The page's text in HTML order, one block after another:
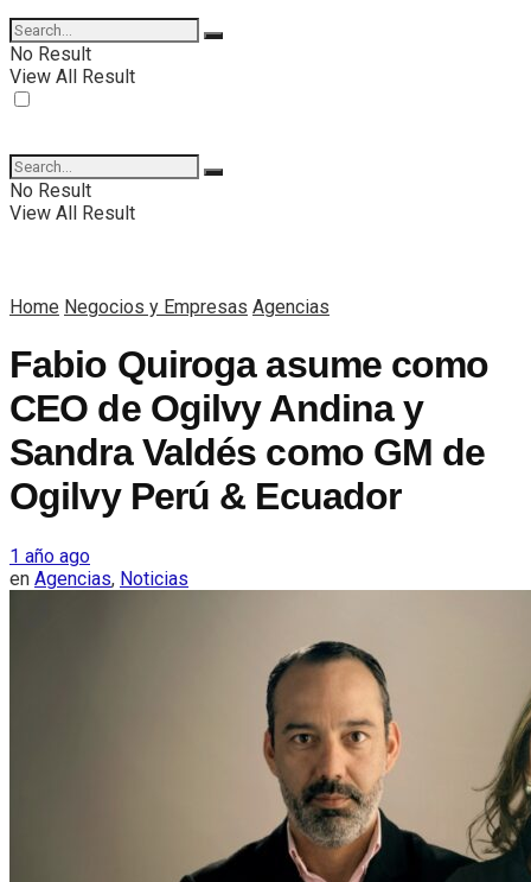
No Result
View All Result
No Result
View All Result
Home Negocios y Empresas Agencias
Fabio Quiroga asume como
CEO de Ogilvy Andina y
Sandra Valdés como GM de
Ogilvy Perú & Ecuador
1 año ago
en Agencias, Noticias